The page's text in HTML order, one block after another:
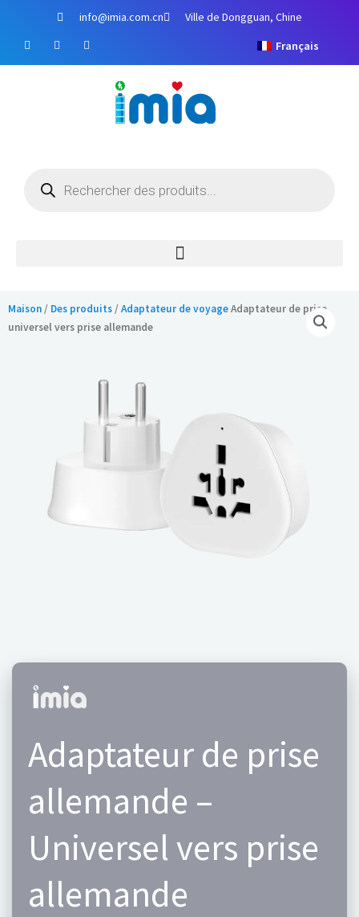
contenu
info@imia.com.cn Ville de Dongguan, Chine
F
a
c
Y
o
u
I
n
s
Français
produits
Maison/ Des produits/Adaptateur de voyageAdaptateur de prise
universel vers prise allemande
Adaptateur de prise
allemande –
Universel vers prise
allemande